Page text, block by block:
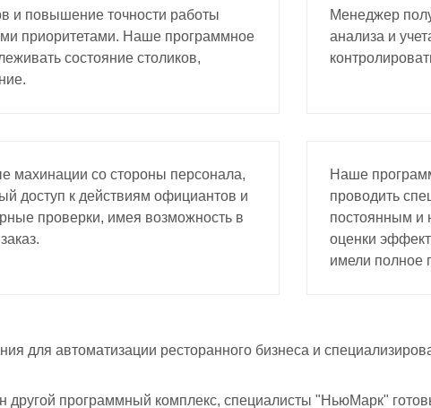
и повышение точности работы
приоритетами. Наше программное
состояние столиков,
Менеджер
анализа и
со стороны персонала,
доступ к действиям официантов и
проверки, имея возможность в
Наше
проводить
постоянным и
оценки
имели полное
для автоматизации ресторанного бизнеса и
другой программный комплекс, специалисты "НьюМарк"